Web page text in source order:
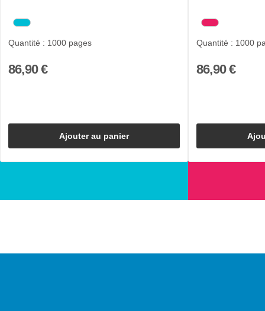
Quantité : 1000 pages
86,90 €
Ajouter au panier
Quantité : 1000
86,90 €